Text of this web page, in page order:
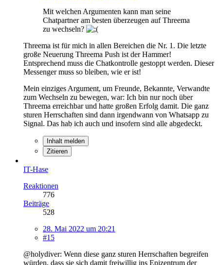
Mit welchen Argumenten kann man seine
Chatpartner am besten überzeugen auf Threema
zu wechseln?
Threema ist für mich in allen Bereichen die Nr. 1. Die letzte
große Neuerung Threema Push ist der Hammer!
Entsprechend muss die Chatkontrolle gestoppt werden. Dieser
Messenger muss so bleiben, wie er ist!
Mein einziges Argument, um Freunde, Bekannte, Verwandte
zum Wechseln zu bewegen, war: Ich bin nur noch über
Threema erreichbar und hatte großen Erfolg damit. Die ganz
sturen Herrschaften sind dann irgendwann von Whatsapp zu
Signal. Das hab ich auch und insofern sind alle abgedeckt.
Inhalt melden
Zitieren
IT-Hase
Reaktionen
776
Beiträge
528
28. Mai 2022 um 20:21
#15
@holydiver: Wenn diese ganz sturen Herrschaften begreifen
würden, dass sie sich damit freiwillig ins Epizentrum der